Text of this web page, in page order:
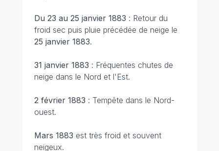
Du 23 au 25 janvier 1883 : Retour du
froid sec puis pluie précédée de neige le
25 janvier 1883.
31 janvier 1883 : Fréquentes chutes de
neige dans le Nord et l'Est.
2 février 1883 : Tempête dans le Nord-
ouest.
Mars 1883 est très froid et souvent
neigeux.